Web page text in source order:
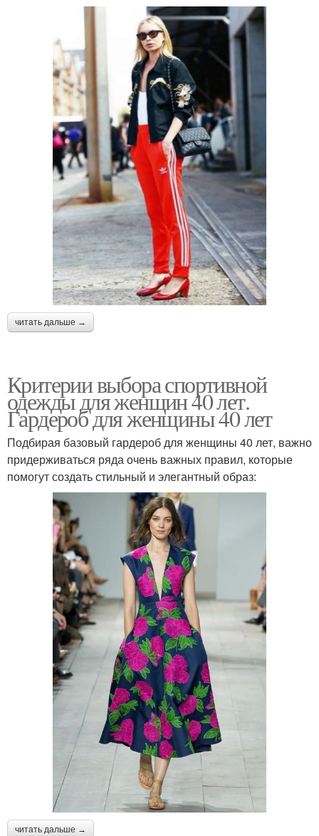
читать дальше →
Критерии выбора спортивной
одежды для женщин 40 лет.
Гардероб для женщины 40 лет
Подбирая базовый гардероб для женщины 40 лет, важно
придерживаться ряда очень важных правил, которые
помогут создать стильный и элегантный образ:
читать дальше →